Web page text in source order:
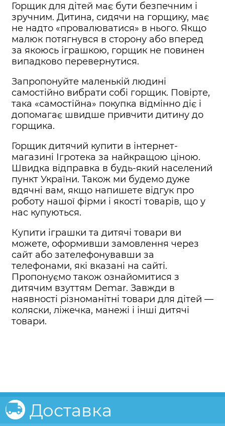
Горщик для дітей має бути безпечним і
зручним. Дитина, сидячи на горщику, має
не надто «провалюватися» в нього. Якщо
малюк потягнувся в сторону або вперед
за якоюсь іграшкою, горщик не повинен
випадково перевернутися.
Запропонуйте маленькій людині
самостійно вибрати собі горщик. Повірте,
така «самостійна» покупка відмінно діє і
допомагає швидше привчити дитину до
горщика.
Горщик дитячий купити в інтернет-
магазині Ігротека за найкращою ціною.
Швидка відправка в будь-який населений
пункт України. Також ми будемо дуже
вдячні вам, якщо напишете відгук про
роботу нашої фірми і якості товарів, що у
нас купуються.
Купити іграшки та дитячі товари ви
можете, оформивши замовлення через
сайт або зателефонувавши за
телефонами, які вказані на сайті.
Пропонуємо також ознайомитися з
дитячим взуттям Demar. Завжди в
наявності різноманітні товари для дітей —
коляски, ліжечка, манежі і інші дитячі
товари.
Доставка